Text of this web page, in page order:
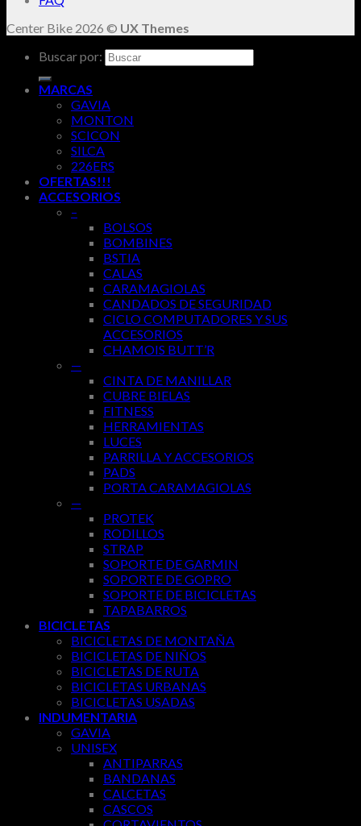
Center Bike 2026 © UX Themes
Buscar por:
MARCAS
GAVIA
MONTON
SCICON
SILCA
226ERS
OFERTAS!!!
ACCESORIOS
–
BOLSOS
BOMBINES
BSTIA
CALAS
CARAMAGIOLAS
CANDADOS DE SEGURIDAD
CICLO COMPUTADORES Y SUS
ACCESORIOS
CHAMOIS BUTT’R
—
CINTA DE MANILLAR
CUBRE BIELAS
FITNESS
HERRAMIENTAS
LUCES
PARRILLA Y ACCESORIOS
PADS
PORTA CARAMAGIOLAS
—
PROTEK
RODILLOS
STRAP
SOPORTE DE GARMIN
SOPORTE DE GOPRO
SOPORTE DE BICICLETAS
TAPABARROS
BICICLETAS
BICICLETAS DE MONTAÑA
BICICLETAS DE NIÑOS
BICICLETAS DE RUTA
BICICLETAS URBANAS
BICICLETAS USADAS
INDUMENTARIA
GAVIA
UNISEX
ANTIPARRAS
BANDANAS
CALCETAS
CASCOS